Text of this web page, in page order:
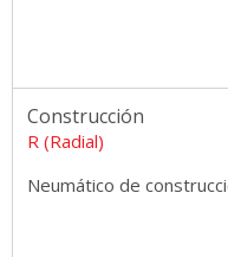
Construcción
R (Radial)
Neumático de